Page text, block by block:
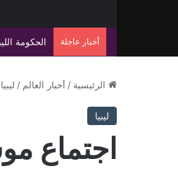
أخبار عاجلة بطول 10 كيلومترات… الكهرباء تعلن تنفيذ مشروع استراتيجي جديد بين محطتي الشمال وسيدي خليفة ببنغازي
الرئيسية / أخبار العالم / ليبيا
ليبيا
اجتماع